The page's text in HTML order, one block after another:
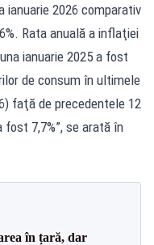
ianuarie 2026 comparativ
Rata anuală a inflaţiei
ianuarie 2025 a fost
de consum în ultimele
faţă de precedentele 12
fost 7,7%”, se arată în
în țară, dar